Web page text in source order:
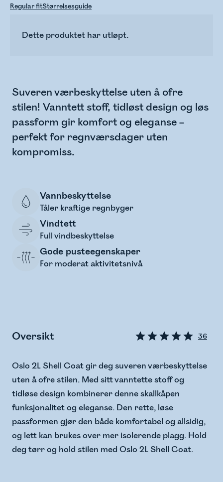
Regular fitStørrelsesguide
Dette produktet har utløpt.
Suveren værbeskyttelse uten å ofre
stilen! Vanntett stoff, tidløst design og løs
passform gir komfort og eleganse –
perfekt for regnværsdager uten
kompromiss.
Vannbeskyttelse
Tåler kraftige regnbyger
Vindtett
Full vindbeskyttelse
Gode pusteegenskaper
For moderat aktivitetsnivå
Oversikt 36
Oslo 2L Shell Coat gir deg suveren værbeskyttelse
uten å ofre stilen. Med sitt vanntette stoff og
tidløse design kombinerer denne skallkåpen
funksjonalitet og eleganse. Den rette, løse
passformen gjør den både komfortabel og allsidig,
og lett kan brukes over mer isolerende plagg. Hold
deg tørr og hold stilen med Oslo 2L Shell Coat.